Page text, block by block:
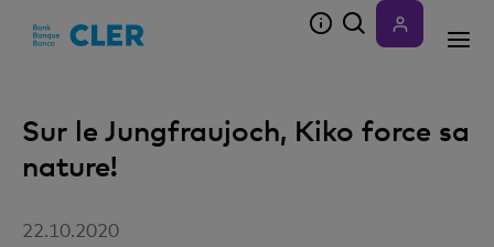
Sur le Jungfraujoch, Kiko force sa
nature!
22.10.2020